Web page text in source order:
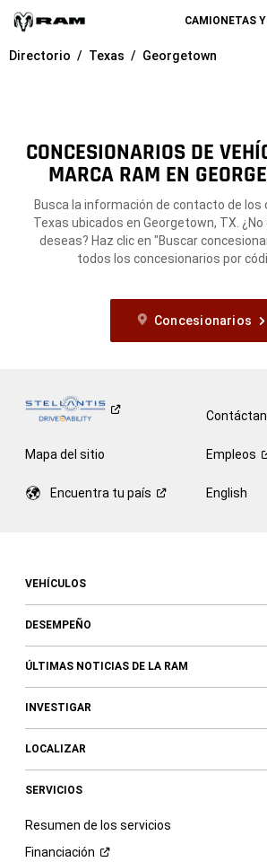
CAMIONETAS
Directorio Texas Georgetown
CONCESIONARIOS DE
MARCA RAM EN
Busca la información de contacto de los
Texas ubicados en Georgetown, TX.
deseas? Haz clic en "Buscar
todos los concesionarios por
Concesionarios
Mapa del sitio Empleos
Encuentra tu país English
VEHÍCULOS
DESEMPEÑO
ÚLTIMAS NOTICIAS DE LA RAM
INVESTIGAR
LOCALIZAR
SERVICIOS
Resumen de los servicios
Financiación